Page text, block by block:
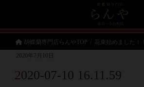
胡蝶蘭専門店らんやTOP 花束始めました！！
2020年7月10日
2020-07-10 16.11.59